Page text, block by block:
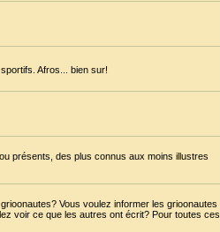
Afros... bien sur!
présents, des plus connus aux moins illustres
Vous voulez informer les grioonautes
voir ce que les autres ont écrit? Pour toutes ces